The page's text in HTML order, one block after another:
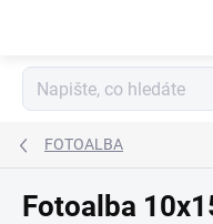
FOTOALBA
Fotoalba